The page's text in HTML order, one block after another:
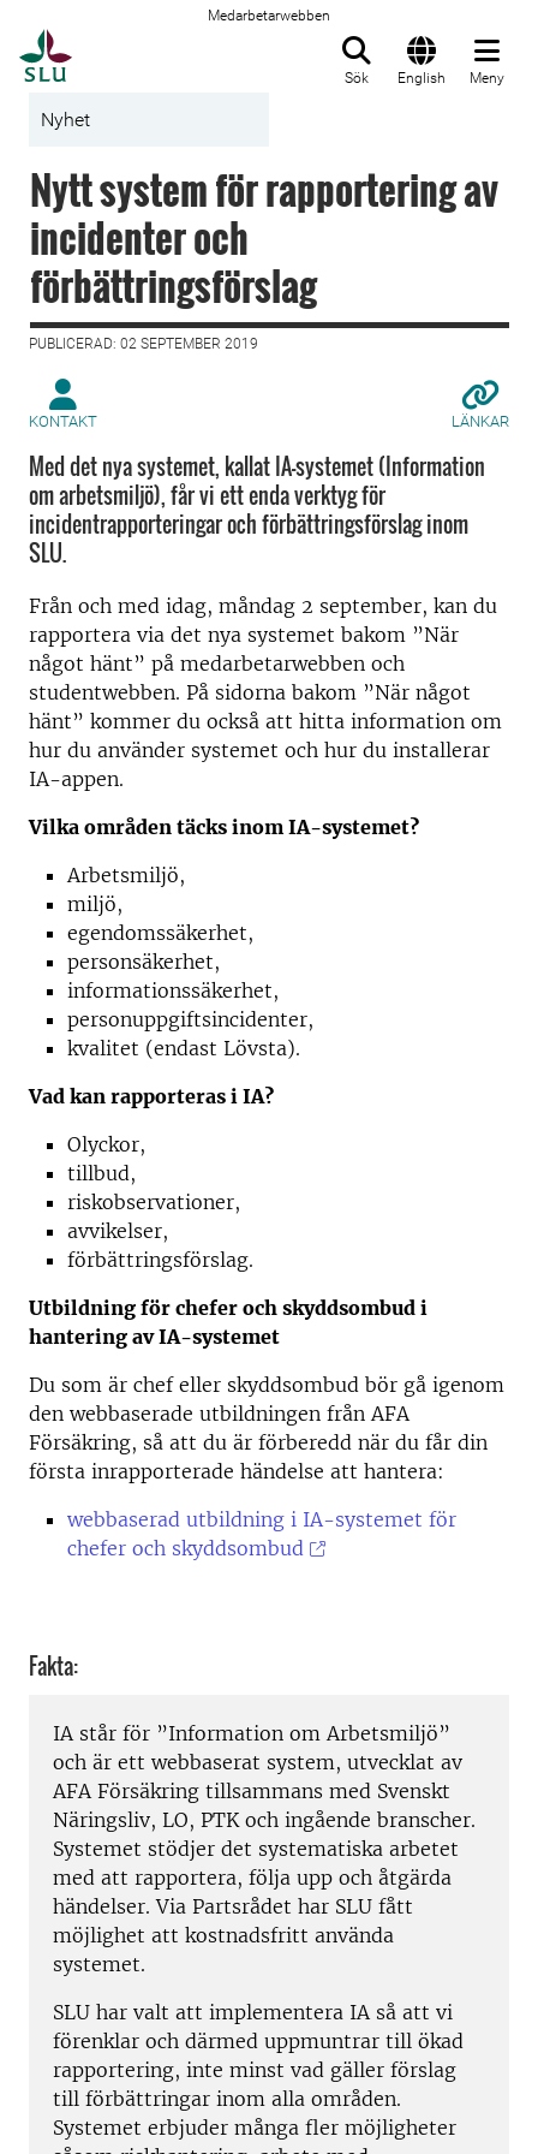
Medarbetarwebben
Sök English Meny
Nyhet
Nytt system för rapportering av
incidenter och
förbättringsförslag
PUBLICERAD: 02 SEPTEMBER 2019
KONTAKT LÄNKAR
Med det nya systemet, kallat IA-systemet (Information
om arbetsmiljö), får vi ett enda verktyg för
incidentrapporteringar och förbättringsförslag inom
SLU.
Från och med idag, måndag 2 september, kan du
rapportera via det nya systemet bakom ”När
något hänt” på medarbetarwebben och
studentwebben. På sidorna bakom ”När något
hänt” kommer du också att hitta information om
hur du använder systemet och hur du installerar
IA-appen.
Vilka områden täcks inom IA-systemet?
Arbetsmiljö,
miljö,
egendomssäkerhet,
personsäkerhet,
informationssäkerhet,
personuppgiftsincidenter,
kvalitet (endast Lövsta).
Vad kan rapporteras i IA?
Olyckor,
tillbud,
riskobservationer,
avvikelser,
förbättringsförslag.
Utbildning för chefer och skyddsombud i
hantering av IA-systemet
Du som är chef eller skyddsombud bör gå igenom
den webbaserade utbildningen från AFA
Försäkring, så att du är förberedd när du får din
första inrapporterade händelse att hantera:
webbaserad utbildning i IA-systemet för
chefer och skyddsombud
Fakta:
IA står för ”Information om Arbetsmiljö”
och är ett webbaserat system, utvecklat av
AFA Försäkring tillsammans med Svenskt
Näringsliv, LO, PTK och ingående branscher.
Systemet stödjer det systematiska arbetet
med att rapportera, följa upp och åtgärda
händelser. Via Partsrådet har SLU fått
möjlighet att kostnadsfritt använda
systemet.
SLU har valt att implementera IA så att vi
förenklar och därmed uppmuntrar till ökad
rapportering, inte minst vad gäller förslag
till förbättringar inom alla områden.
Systemet erbjuder många fler möjligheter